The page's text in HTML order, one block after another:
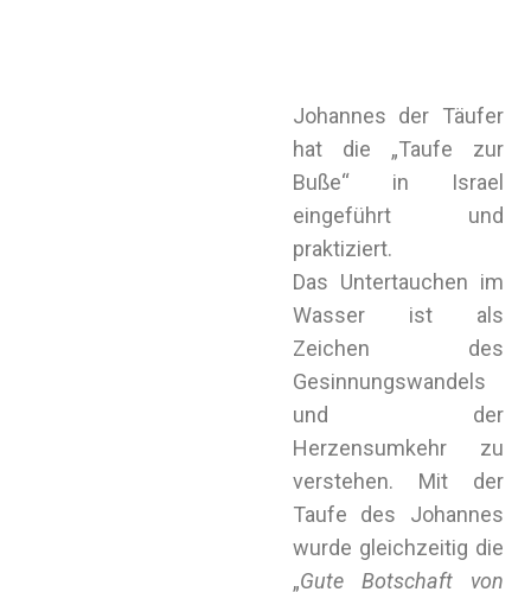
Johannes der Täufer
hat die „Taufe zur
Buße“ in Israel
eingeführt und
praktiziert.
Das Untertauchen im
Wasser ist als
Zeichen des
Gesinnungswandels
und der
Herzensumkehr zu
verstehen. Mit der
Taufe des Johannes
wurde gleichzeitig die
„Gute Botschaft von